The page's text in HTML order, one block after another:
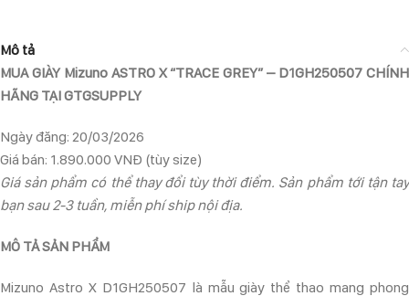
Mô tả
MUA GIÀY Mizuno ASTRO X “TRACE GREY” – D1GH250507 CHÍNH
HÃNG TẠI GTGSUPPLY
Ngày đăng: 20/03/2026
Giá bán: 1.890.000 VNĐ (tùy size)
Giá sản phẩm có thể thay đổi tùy thời điểm. Sản phẩm tới tận tay
bạn sau 2-3 tuần, miễn phí ship nội địa.
MÔ TẢ SẢN PHẨM
Mizuno Astro X D1GH250507 là mẫu giày thể thao mang phong